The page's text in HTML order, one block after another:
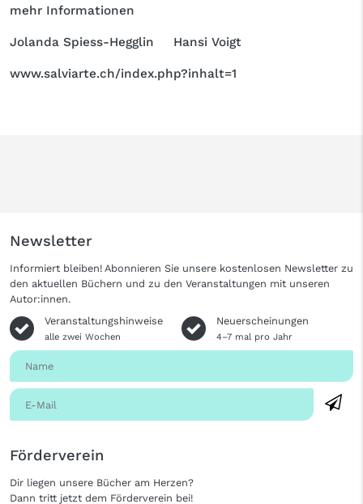
mehr Informationen
Jolanda Spiess-Hegglin Hansi Voigt
www.salviarte.ch/index.php?inhalt=1
Newsletter
Informiert bleiben! Abonnieren Sie unsere kostenlosen Newsletter zu
den aktuellen Büchern und zu den Veranstaltungen mit unseren
Autor:innen.
Veranstaltungshinweise
alle zwei Wochen
Neuerscheinungen
4–7 mal pro Jahr
Förderverein
Dir liegen unsere Bücher am Herzen?
Dann tritt jetzt dem Förderverein bei!